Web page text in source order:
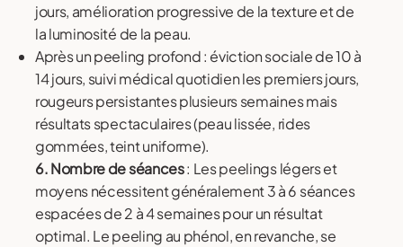
jours, amélioration progressive de la texture et de
la luminosité de la peau.
Après un peeling profond : éviction sociale de 10 à
14 jours, suivi médical quotidien les premiers jours,
rougeurs persistantes plusieurs semaines mais
résultats spectaculaires (peau lissée, rides
gommées, teint uniforme).
6. Nombre de séances: Les peelings légers et
moyens nécessitent généralement 3 à 6 séances
espacées de 2 à 4 semaines pour un résultat
optimal. Le peeling au phénol, en revanche, se